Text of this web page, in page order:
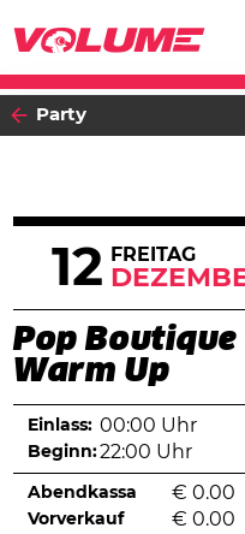
Party
12 FREITAG
Pop
Warm Up
Einlass: 00:00 Uhr
Beginn:22:00 Uhr
Abendkassa € 0.00
Vorverkauf € 0.00